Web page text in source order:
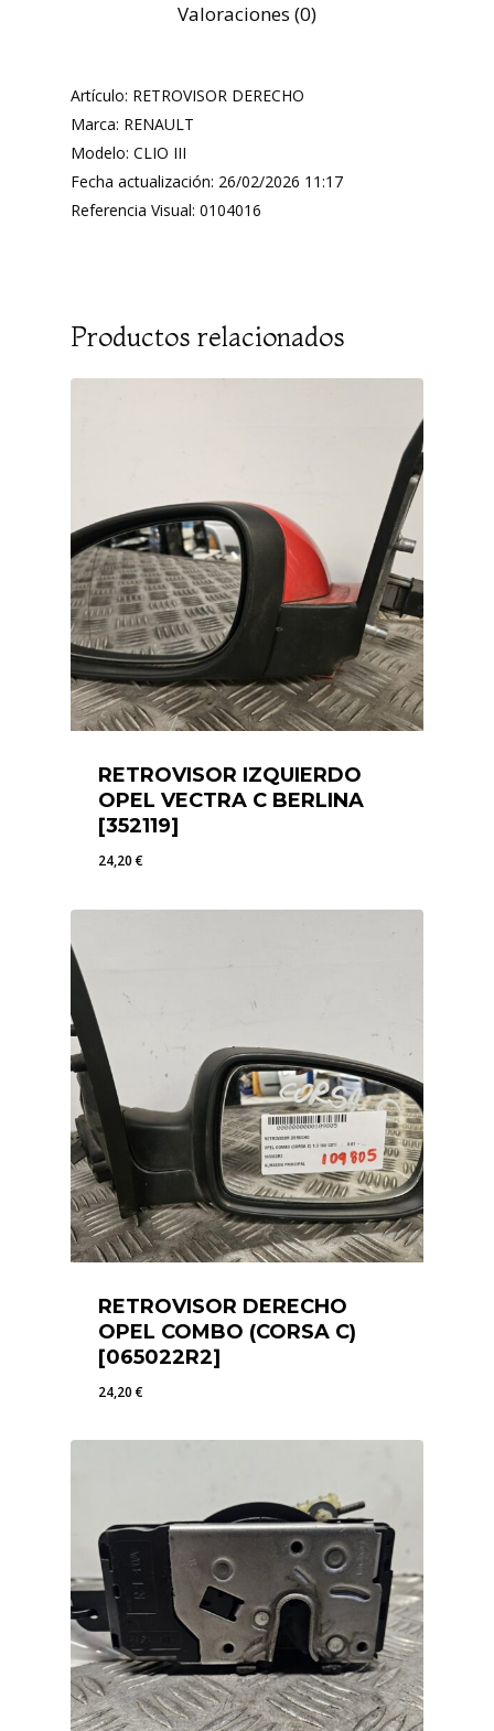
Valoraciones (0)
Artículo: RETROVISOR DERECHO
Marca: RENAULT
Modelo: CLIO III
Fecha actualización: 26/02/2026 11:17
Referencia Visual: 0104016
Productos relacionados
RETROVISOR IZQUIERDO
OPEL VECTRA C BERLINA
[352119]
24,20€
RETROVISOR DERECHO
OPEL COMBO (CORSA C)
[065022R2]
24,20€